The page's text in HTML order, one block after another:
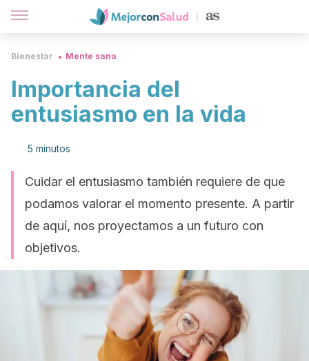
Bienestar Mente sana
Importancia del
entusiasmo en la vida
5 minutos
Cuidar el entusiasmo también requiere de que
podamos valorar el momento presente. A partir
de aquí, nos proyectamos a un futuro con
objetivos.